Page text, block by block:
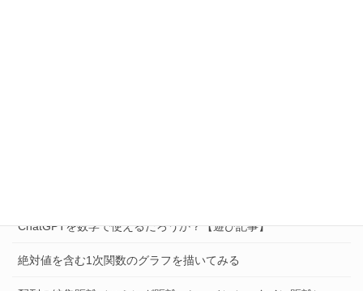
ChatGPTを数学で使えるだろうか？【遊び記事】
絶対値を含む1次関数のグラフを描いてみる